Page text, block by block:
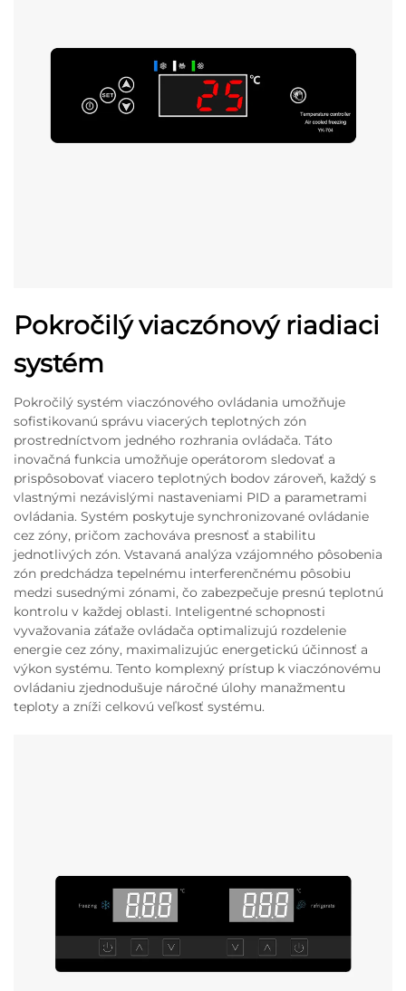
Pokročilý viaczónový riadiaci
systém
Pokročilý systém viaczónového ovládania umožňuje
sofistikovanú správu viacerých teplotných zón
prostredníctvom jedného rozhrania ovládača. Táto
inovačná funkcia umožňuje operátorom sledovať a
prispôsobovať viacero teplotných bodov zároveň, každý s
vlastnými nezávislými nastaveniami PID a parametrami
ovládania. Systém poskytuje synchronizované ovládanie
cez zóny, pričom zachováva presnosť a stabilitu
jednotlivých zón. Vstavaná analýza vzájomného pôsobenia
zón predchádza tepelnému interferenčnému pôsobiu
medzi susednými zónami, čo zabezpečuje presnú teplotnú
kontrolu v každej oblasti. Inteligentné schopnosti
vyvažovania záťaže ovládača optimalizujú rozdelenie
energie cez zóny, maximalizujúc energetickú účinnosť a
výkon systému. Tento komplexný prístup k viaczónovému
ovládaniu zjednodušuje náročné úlohy manažmentu
teploty a zníži celkovú veľkosť systému.